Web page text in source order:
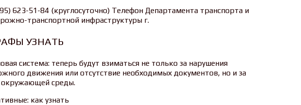
623-51-84 (круглосуточно) Телефон Департамента транспорта и
транспортной инфраструктуры г.
УЗНАТЬ
система: теперь будут взиматься не только за нарушения
движения или отсутствие необходимых документов, но и за
окружающей среды.
как узнать